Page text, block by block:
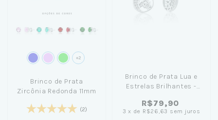
+2
Brinco de Prata
Zircônia Redonda 11mm
(2)
Brinco de Prata Lua e
Estrelas Brilhantes -
R$79,90
3 x de R$26,63 sem juros